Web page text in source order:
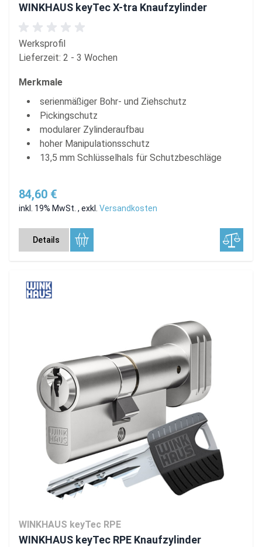
WINKHAUS keyTec X-tra Knaufzylinder
Werksprofil
Lieferzeit: 2 - 3 Wochen
Merkmale
serienmäßiger Bohr- und Ziehschutz
Pickingschutz
modularer Zylinderaufbau
hoher Manipulationsschutz
13,5 mm Schlüsselhals für Schutzbeschläge
84,60 €
inkl. 19% MwSt. , exkl. Versandkosten
Details
WINKHAUS keyTec RPE
WINKHAUS keyTec RPE Knaufzylinder